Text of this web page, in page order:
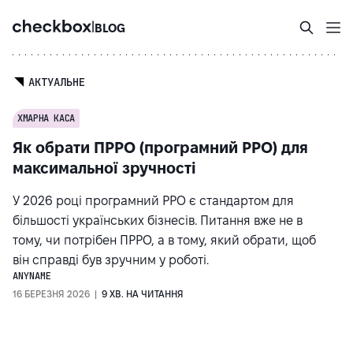
|BLOG
АКТУАЛЬНЕ
ХМАРНА КАСА
Як обрати ПРРО (програмний РРО) для
максимальної зручності
У 2026 році програмний РРО є стандартом для
більшості українських бізнесів. Питання вже не в
тому, чи потрібен ПРРО, а в тому, який обрати, щоб
він справді був зручним у роботі.
ANYNAME
16 БЕРЕЗНЯ 2026 | 9 ХВ. НА ЧИТАННЯ